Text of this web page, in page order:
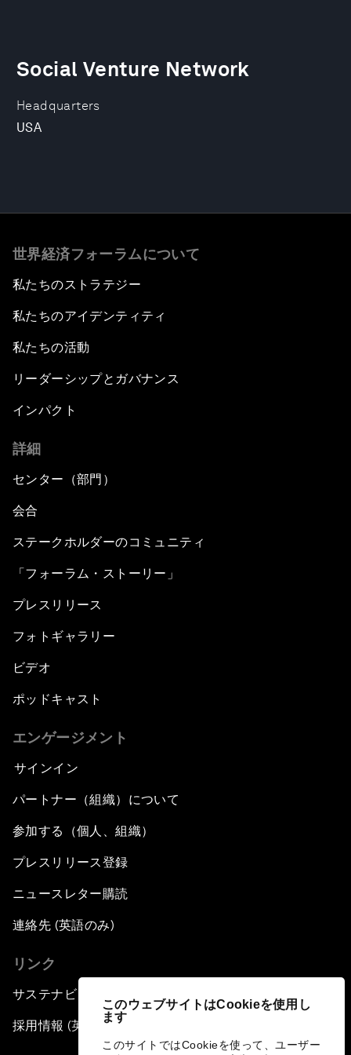
このウェブサイトはCookieを使用し
ます
このサイトではCookieを使って、ユーザー
Headquarters
USA
Social Venture Network
世界経済フォーラムについて
私たちのストラテジー
私たちのアイデンティティ
私たちの活動
リーダーシップとガバナンス
インパクト
詳細
センター（部門）
会合
ステークホルダーのコミュニティ
「フォーラム・ストーリー」
プレスリリース
フォトギャラリー
ビデオ
ポッドキャスト
エンゲージメント
サインイン
パートナー（組織）について
参加する（個人、組織）
プレスリリース登録
ニュースレター購読
連絡先 (英語のみ)
リンク
サステナビリティへの取り組み
採用情報 (英語のみ)